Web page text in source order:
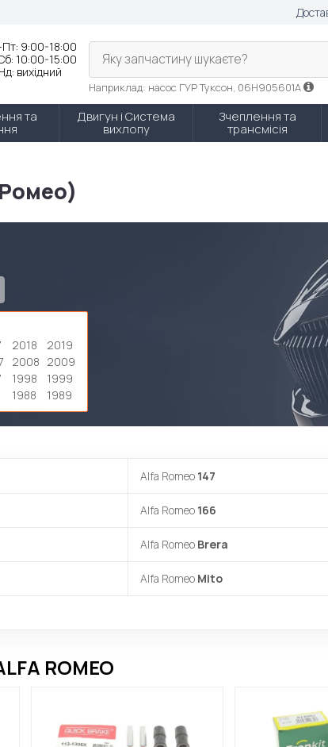
9:00-18:00
10:00-15:00
вихідний
Яку запчастину шукаєте?
Наприклад: насос ГУР Туксон, 06H905601A
та Двигун і Система
вихлопу
Зчеплення та
трансмісія
2018
2019
2008 2009
1998
1999
1988 1989
Alfa Romeo 147
Alfa Romeo 166
Alfa Romeo Brera
Alfa Romeo Mito
ROMEO